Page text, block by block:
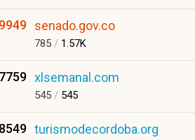
senado.gov.co
785 / 1.57K
xlsemanal.com
545 / 545
turismodecordoba.org